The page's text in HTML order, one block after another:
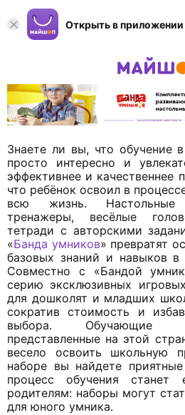
Открыть в приложении
Знаете ли вы, что обучение
просто интересно и
эффективнее и качественнее
что ребёнок освоил в
всю жизнь. Настольные
тренажеры, весёлые
тетради с авторскими
«Банда умников» превратят
базовых знаний и навыков в
Совместно с «Бандой
серию эксклюзивных
для дошколят и младших
сократив стоимость и
выбора. Обучающие
представленные на этой
весело освоить школьную
наборе вы найдете
процесс обучения станет
родителям: наборы могут
для юного умника.